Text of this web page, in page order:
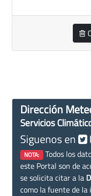
Dirección
Servicios
Siguenos en
NOTA: Todos los
este Portal son de
se solicita citar a la
como la fuente de la